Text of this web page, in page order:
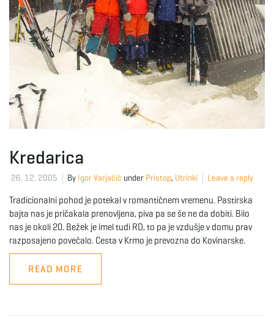
Kredarica
26. 12. 2005 By Igor Varjačič under Pristop, Utrinki Leave a reply
Tradicionalni pohod je potekal v romantičnem vremenu. Pastirska
bajta nas je pričakala prenovljena, piva pa se še ne da dobiti. Bilo
nas je okoli 20. Bežek je imel tudi RD, to pa je vzdušje v domu prav
razposajeno povečalo. Cesta v Krmo je prevozna do Kovinarske.
READ MORE